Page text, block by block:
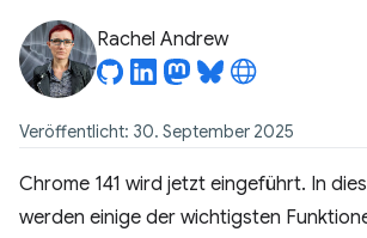
Rachel Andrew
Veröffentlicht: 30. September 2025
Chrome 141 wird jetzt eingeführt. In
werden einige der wichtigsten